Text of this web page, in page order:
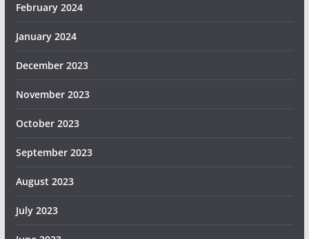
February 2024
January 2024
December 2023
November 2023
October 2023
September 2023
August 2023
July 2023